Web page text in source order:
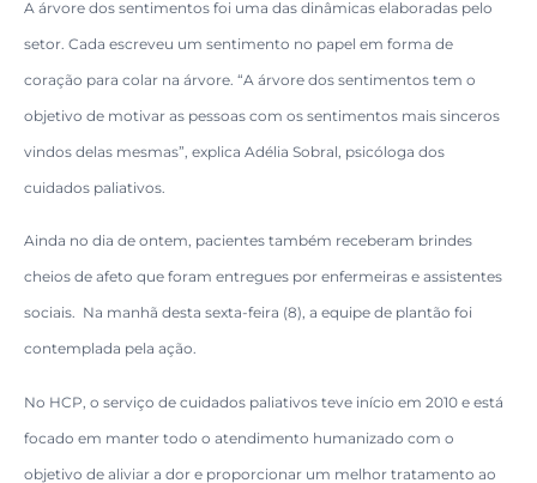
A árvore dos sentimentos foi uma das dinâmicas elaboradas pelo
setor. Cada escreveu um sentimento no papel em forma de
coração para colar na árvore. “A árvore dos sentimentos tem o
objetivo de motivar as pessoas com os sentimentos mais sinceros
vindos delas mesmas”, explica Adélia Sobral, psicóloga dos
cuidados paliativos.
Ainda no dia de ontem, pacientes também receberam brindes
cheios de afeto que foram entregues por enfermeiras e assistentes
sociais. Na manhã desta sexta-feira (8), a equipe de plantão foi
contemplada pela ação.
No HCP, o serviço de cuidados paliativos teve início em 2010 e está
focado em manter todo o atendimento humanizado com o
objetivo de aliviar a dor e proporcionar um melhor tratamento ao